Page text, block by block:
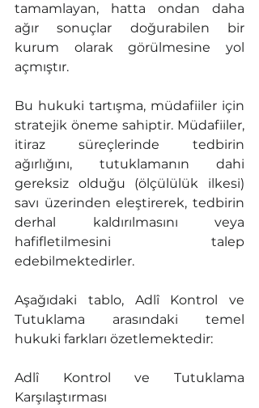
tamamlayan, hatta ondan daha
ağır sonuçlar doğurabilen bir
kurum olarak görülmesine yol
açmıştır.
Bu hukuki tartışma, müdafiiler için
stratejik öneme sahiptir. Müdafiiler,
itiraz süreçlerinde tedbirin
ağırlığını, tutuklamanın dahi
gereksiz olduğu (ölçülülük ilkesi)
savı üzerinden eleştirerek, tedbirin
derhal kaldırılmasını veya
hafifletilmesini talep
edebilmektedirler.
Aşağıdaki tablo, Adlî Kontrol ve
Tutuklama arasındaki temel
hukuki farkları özetlemektedir:
Adlî Kontrol ve Tutuklama
Karşılaştırması